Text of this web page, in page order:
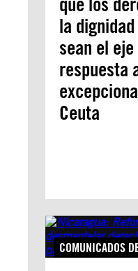
la
sean el
respuesta
Ceuta
COMUNICADOS